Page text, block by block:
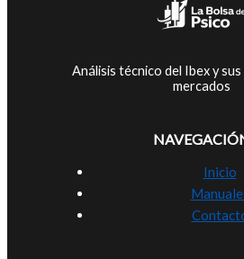
Análisis técnico del Ibex y
mercados
Inicio